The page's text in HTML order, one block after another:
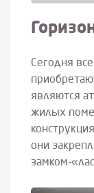
Сегодня
являются
жилых
они
замком-